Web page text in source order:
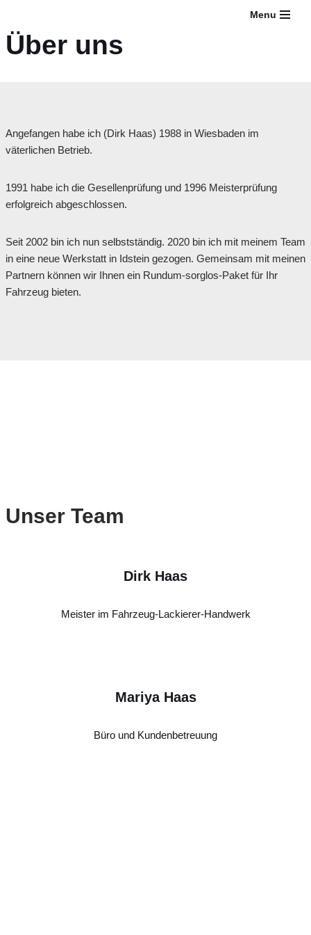
Zum
Inhalt
Menu
Über uns
Angefangen habe ich (Dirk Haas) 1988 in Wiesbaden im
väterlichen Betrieb.
1991 habe ich die Gesellenprüfung und 1996 Meisterprüfung
erfolgreich abgeschlossen.
Seit 2002 bin ich nun selbstständig. 2020 bin ich mit meinem Team
in eine neue Werkstatt in Idstein gezogen. Gemeinsam mit meinen
Partnern können wir Ihnen ein Rundum-sorglos-Paket für Ihr
Fahrzeug bieten.
Unser Team
Dirk Haas
Meister im Fahrzeug-Lackierer-Handwerk
Mariya Haas
Büro und Kundenbetreuung